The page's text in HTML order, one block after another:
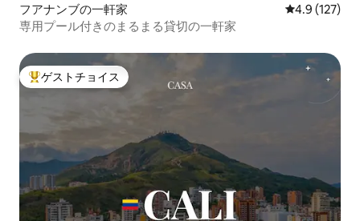
フアナンブの一軒家 レビュー127
4.9 (127)
専用プール付きのまるまる貸切の一軒家
大好評のゲストチョイスです。
ゲストチョイス